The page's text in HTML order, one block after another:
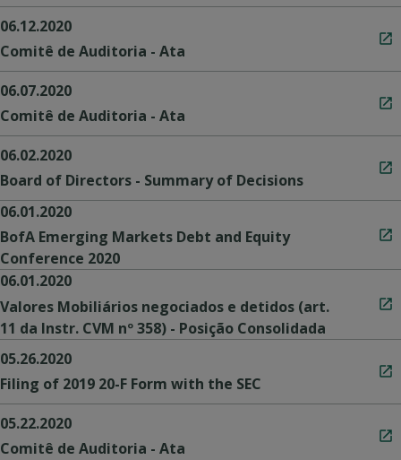
06.12.2020
Comitê de Auditoria - Ata
06.07.2020
Comitê de Auditoria - Ata
06.02.2020
Board of Directors - Summary of Decisions
06.01.2020
BofA Emerging Markets Debt and Equity
Conference 2020
06.01.2020
Valores Mobiliários negociados e detidos (art.
11 da Instr. CVM nº 358) - Posição Consolidada
05.26.2020
Filing of 2019 20-F Form with the SEC
05.22.2020
Comitê de Auditoria - Ata